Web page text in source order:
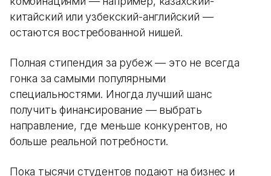
китайский или узбекский-английский —
остаются востребованной нишей.
Полная стипендия за рубеж — это не всегда
гонка за самыми популярными
специальностями. Иногда лучший шанс
получить финансирование — выбрать
направление, где меньше конкурентов, но
больше реальной потребности.
Пока тысячи студентов подают на бизнес и